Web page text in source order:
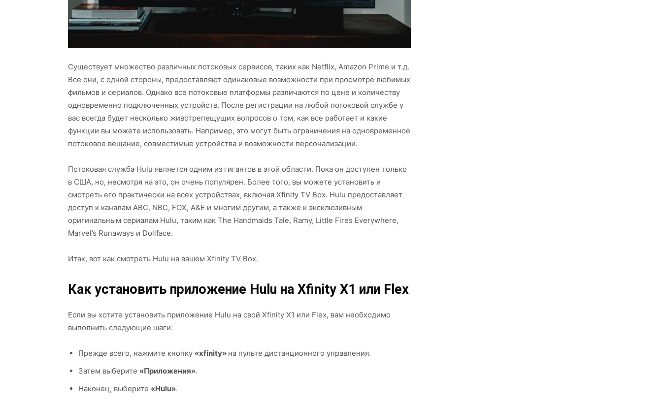
Существует множество различных потоковых сервисов, таких как Netflix, Amazon Prime и т.д.
Все они, с одной стороны, предоставляют одинаковые возможности при просмотре любимых
фильмов и сериалов. Однако все потоковые платформы различаются по цене и количеству
одновременно подключенных устройств. После регистрации на любой потоковой службе у
вас всегда будет несколько животрепещущих вопросов о том, как все работает и какие
функции вы можете использовать. Например, это могут быть ограничения на одновременное
потоковое вещание, совместимые устройства и возможности персонализации.
Потоковая служба Hulu является одним из гигантов в этой области. Пока он доступен только
в США, но, несмотря на это, он очень популярен. Более того, вы можете установить и
смотреть его практически на всех устройствах, включая Xfinity TV Box. Hulu предоставляет
доступ к каналам ABC, NBC, FOX, A&E и многим другим, а также к эксклюзивным
оригинальным сериалам Hulu, таким как The Handmaids Tale, Ramy, Little Fires Everywhere,
Marvel’s Runaways и Dollface.
Итак, вот как смотреть Hulu на вашем Xfinity TV Box.
Как установить приложение Hulu на Xfinity X1 или Flex
Если вы хотите установить приложение Hulu на свой Xfinity X1 или Flex, вам необходимо
выполнить следующие шаги:
Прежде всего, нажмите кнопку «xfinity» на пульте дистанционного управления.
Затем выберите «Приложения».
Наконец, выберите «Hulu».